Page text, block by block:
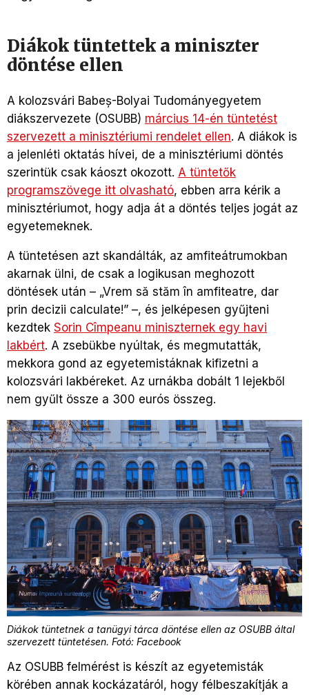
Diákok tüntettek a miniszter
döntése ellen
A kolozsvári Babeș-Bolyai Tudományegyetem
diákszervezete (OSUBB) március 14-én tüntetést
szervezett a minisztériumi rendelet ellen. A diákok is
a jelenléti oktatás hívei, de a minisztériumi döntés
szerintük csak káoszt okozott. A tüntetők
programszövege itt olvasható, ebben arra kérik a
minisztériumot, hogy adja át a döntés teljes jogát az
egyetemeknek.
A tüntetésen azt skandálták, az amfiteátrumokban
akarnak ülni, de csak a logikusan meghozott
döntések után – „Vrem să stăm în amfiteatre, dar
prin decizii calculate!” –, és jelképesen gyűjteni
kezdtek Sorin Cîmpeanu miniszternek egy havi
lakbért. A zsebükbe nyúltak, és megmutatták,
mekkora gond az egyetemistáknak kifizetni a
kolozsvári lakbéreket. Az urnákba dobált 1 lejekből
nem gyűlt össze a 300 eurós összeg.
Diákok tüntetnek a tanügyi tárca döntése ellen az OSUBB által
szervezett tüntetésen. Fotó: Facebook
Az OSUBB felmérést is készít az egyetemisták
körében annak kockázatáról, hogy félbeszakítják a